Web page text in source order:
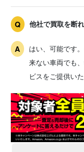
他社で買取を断
はい、可能です
来ない車両でも
ビスをご提供いた